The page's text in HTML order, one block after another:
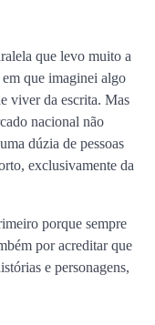
que levo muito a
que imaginei algo
viver da escrita. Mas
nacional não
dúzia de pessoas
exclusivamente da
porque sempre
por acreditar que
e personagens,